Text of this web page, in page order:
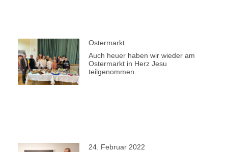
Ostermarkt
Auch heuer haben wir wieder am
Ostermarkt in Herz Jesu
teilgenommen.
24. Februar 2022